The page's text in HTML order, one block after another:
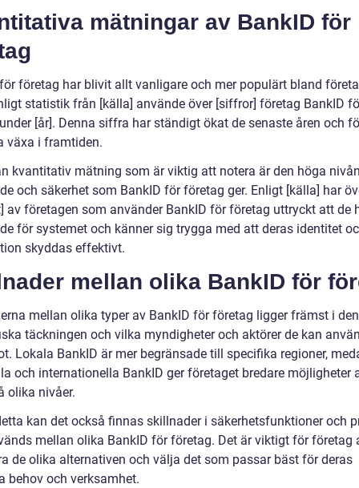
mätningar av BankID för
företag har blivit allt vanligare och mer populärt bland
statistik från [källa] använde över [siffror] företag BankID
[år]. Denna siffra har ständigt ökat de senaste åren och
växa i framtiden.
kvantitativ mätning som är viktig att notera är den höga
och säkerhet som BankID för företag ger. Enligt [källa] har
av företagen som använder BankID för företag uttryckt att de
för systemet och känner sig trygga med att deras identitet
skyddas effektivt.
mellan olika BankID för
mellan olika typer av BankID för företag ligger främst i den
täckningen och vilka myndigheter och aktörer de kan
Lokala BankID är mer begränsade till specifika regioner,
och internationella BankID ger företaget bredare möjligheter
olika nivåer.
kan det också finnas skillnader i säkerhetsfunktioner och
mellan olika BankID för företag. Det är viktigt för företag
de olika alternativen och välja det som passar bäst för deras
behov och verksamhet.